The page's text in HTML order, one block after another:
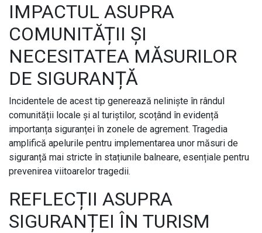
IMPACTUL ASUPRA
COMUNITĂȚII ȘI
NECESITATEA MĂSURILOR
DE SIGURANȚĂ
Incidentele de acest tip generează neliniște în rândul
comunității locale și al turiștilor, scoțând în evidență
importanța siguranței în zonele de agrement. Tragedia
amplifică apelurile pentru implementarea unor măsuri de
siguranță mai stricte în stațiunile balneare, esențiale pentru
prevenirea viitoarelor tragedii.
REFLECȚII ASUPRA
SIGURANȚEI ÎN TURISM